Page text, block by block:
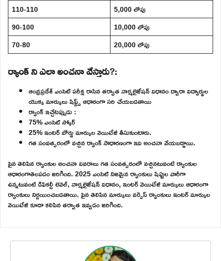
110-110
5,000 లోపు
90-100
10,000 లోపు
70-80
20,000 లోపు
ర్యాంక్ ని ఎలా అంచనా వేస్తారు?:
ఆంధ్రప్రదేశ్ ఎంసెట్ పరీక్ష రాసిన తర్వాత నార్మలైజేషన్ విధానం ద్వారా విద్యార్థుల
యొక్క మార్కులు షిఫ్ట్స్ ఆధారంగా సరి చేయబడతాయి
ర్యాంక్ ఇచ్చేటప్పుడు :
75% ఎంసెట్ స్కోర్
25% ఇంటర్ బోర్డు మార్కుల వెయిటేజీ తీసుకుంటారు.
గత సంవత్సరంలో వచ్చిన ర్యాంక్ సాధారణంగా ఇవి అంచనా వేయబడ్డాయి.
పైన తెలిపిన ర్యాంకుల అంచనా వివరాలు గత సంవత్సరంలో వచ్చినటువంటి ర్యాంకుల
ఆధారంగాతెలపడం జరిగింది. 2025 ఎంసెట్ నిజమైన ర్యాంకులు షిఫ్టుల వారీగా
ఉన్నటువంటి డిఫికల్టీ లెవెల్, నార్మలైజేషన్ విధానం, ఇంటర్ వెయిటేజీ మార్కులు ఆధారంగా
ర్యాంకులు నిర్ణయించబడతాయి. పైన తెలిపిన మార్కులు వర్సెస్ ర్యాంకులు ఇంటర్ మార్కుల
వెయిటేజీ కూడా కలిపిన తర్వాత ఇవ్వడం జరిగింది.